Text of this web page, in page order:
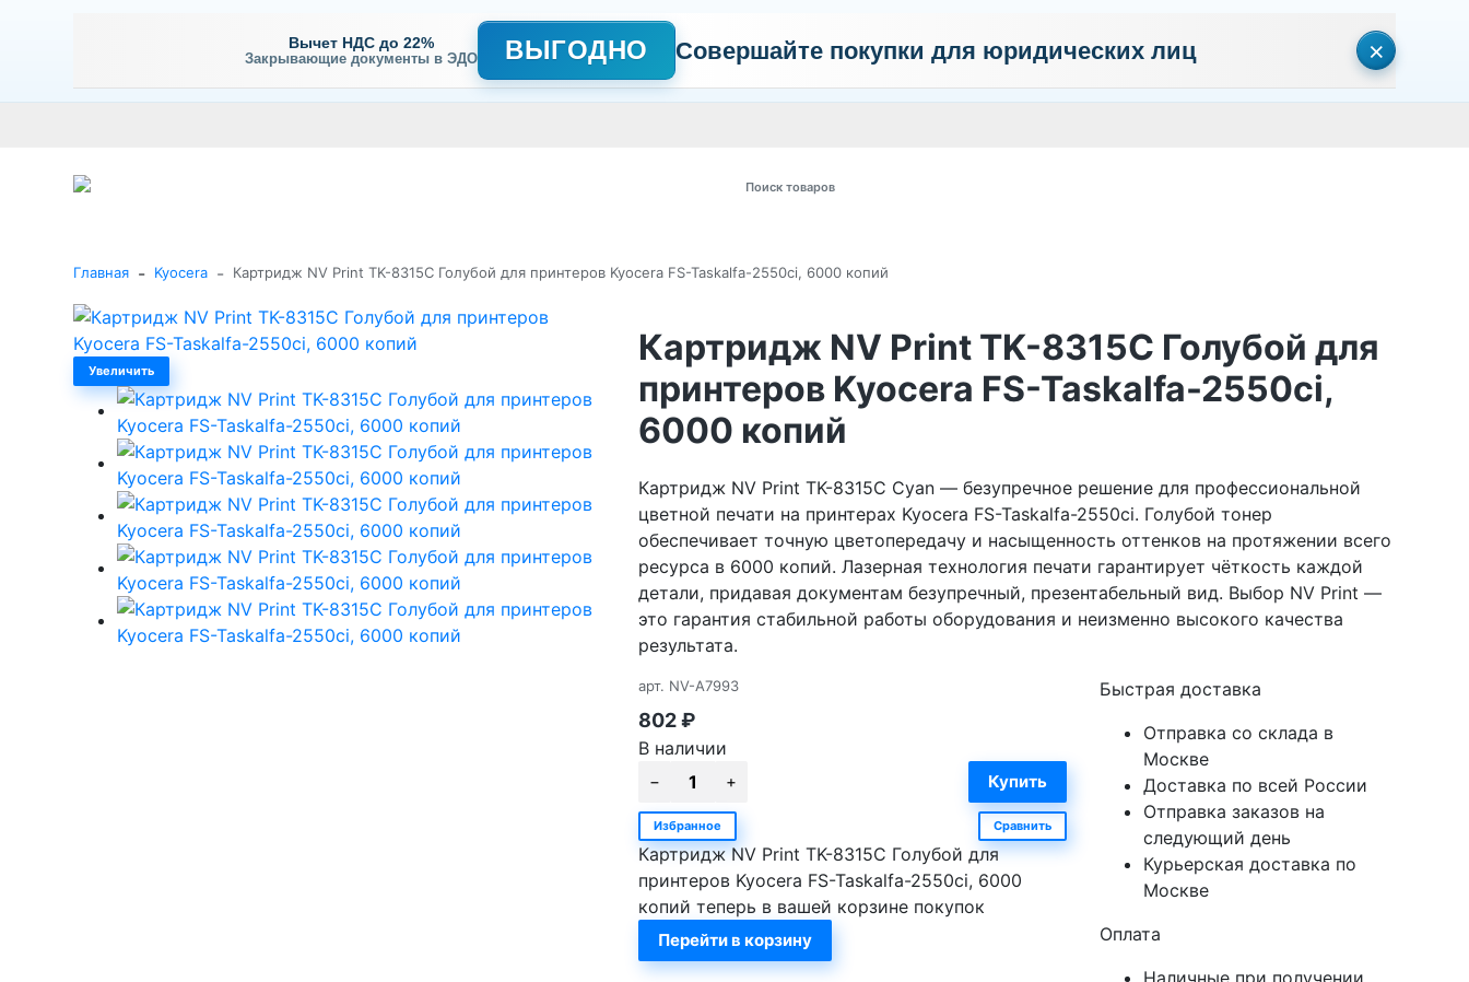
Вычет НДС до 22%
Закрывающие документы в ЭДО ВЫГОДНО Совершайте покупки для юридических лиц ×
Главная - Kyocera - Картридж NV Print TK-8315С Голубой для принтеров Kyocera FS-Taskalfa-2550ci, 6000 копий
Увеличить
Картридж NV Print TK-8315С Голубой для
принтеров Kyocera FS-Taskalfa-2550ci,
6000 копий
Картридж NV Print TK-8315C Cyan — безупречное решение для профессиональной
цветной печати на принтерах Kyocera FS-Taskalfa-2550ci. Голубой тонер
обеспечивает точную цветопередачу и насыщенность оттенков на протяжении всего
ресурса в 6000 копий. Лазерная технология печати гарантирует чёткость каждой
детали, придавая документам безупречный, презентабельный вид. Выбор NV Print —
это гарантия стабильной работы оборудования и неизменно высокого качества
результата.
арт. NV-A7993
802₽
В наличии
Избранное Сравнить
Картридж NV Print TK-8315С Голубой для
принтеров Kyocera FS-Taskalfa-2550ci, 6000
копий теперь в вашей корзине покупок
Перейти в корзину
Быстрая доставка
Отправка со склада в
Москве
Доставка по всей России
Отправка заказов на
следующий день
Курьерская доставка по
Москве
Оплата